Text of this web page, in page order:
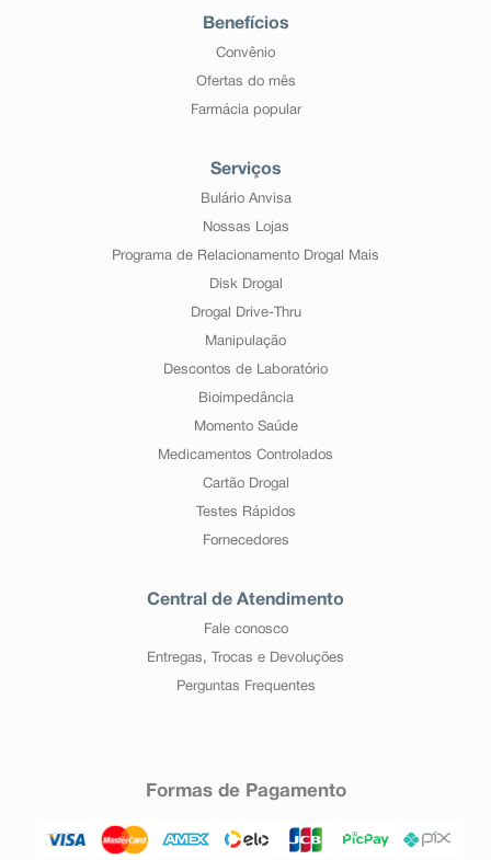
Benefícios
Convênio
Ofertas do mês
Farmácia popular
Serviços
Bulário Anvisa
Nossas Lojas
Programa de Relacionamento Drogal Mais
Disk Drogal
Drogal Drive-Thru
Manipulação
Descontos de Laboratório
Bioimpedância
Momento Saúde
Medicamentos Controlados
Cartão Drogal
Testes Rápidos
Fornecedores
Central de Atendimento
Fale conosco
Entregas, Trocas e Devoluções
Perguntas Frequentes
Formas de Pagamento